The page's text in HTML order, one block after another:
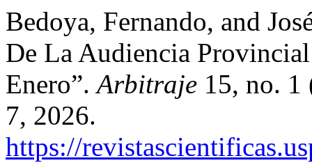
Bedoya, Fernando, and
De La Audiencia
Enero”.Arbitraje 15, no. 1
7, 2026.
https://